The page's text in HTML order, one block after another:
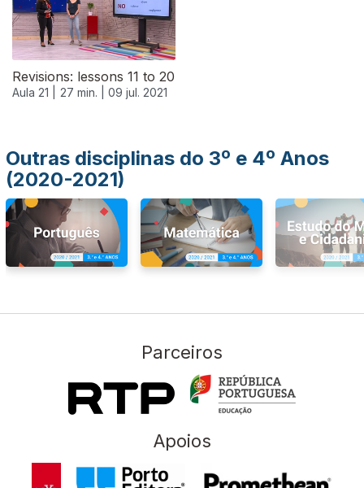
Revisions: lessons 11 to 20
Aula 21 | 27 min. | 09 jul. 2021
Outras disciplinas do 3º e 4º Anos
(2020-2021)
Parceiros
Apoios